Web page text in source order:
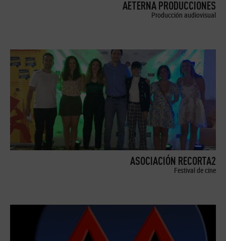
AETERNA PRODUCCIONES
Producción audiovisual
ASOCIACIÓN RECORTA2
Festival de cine